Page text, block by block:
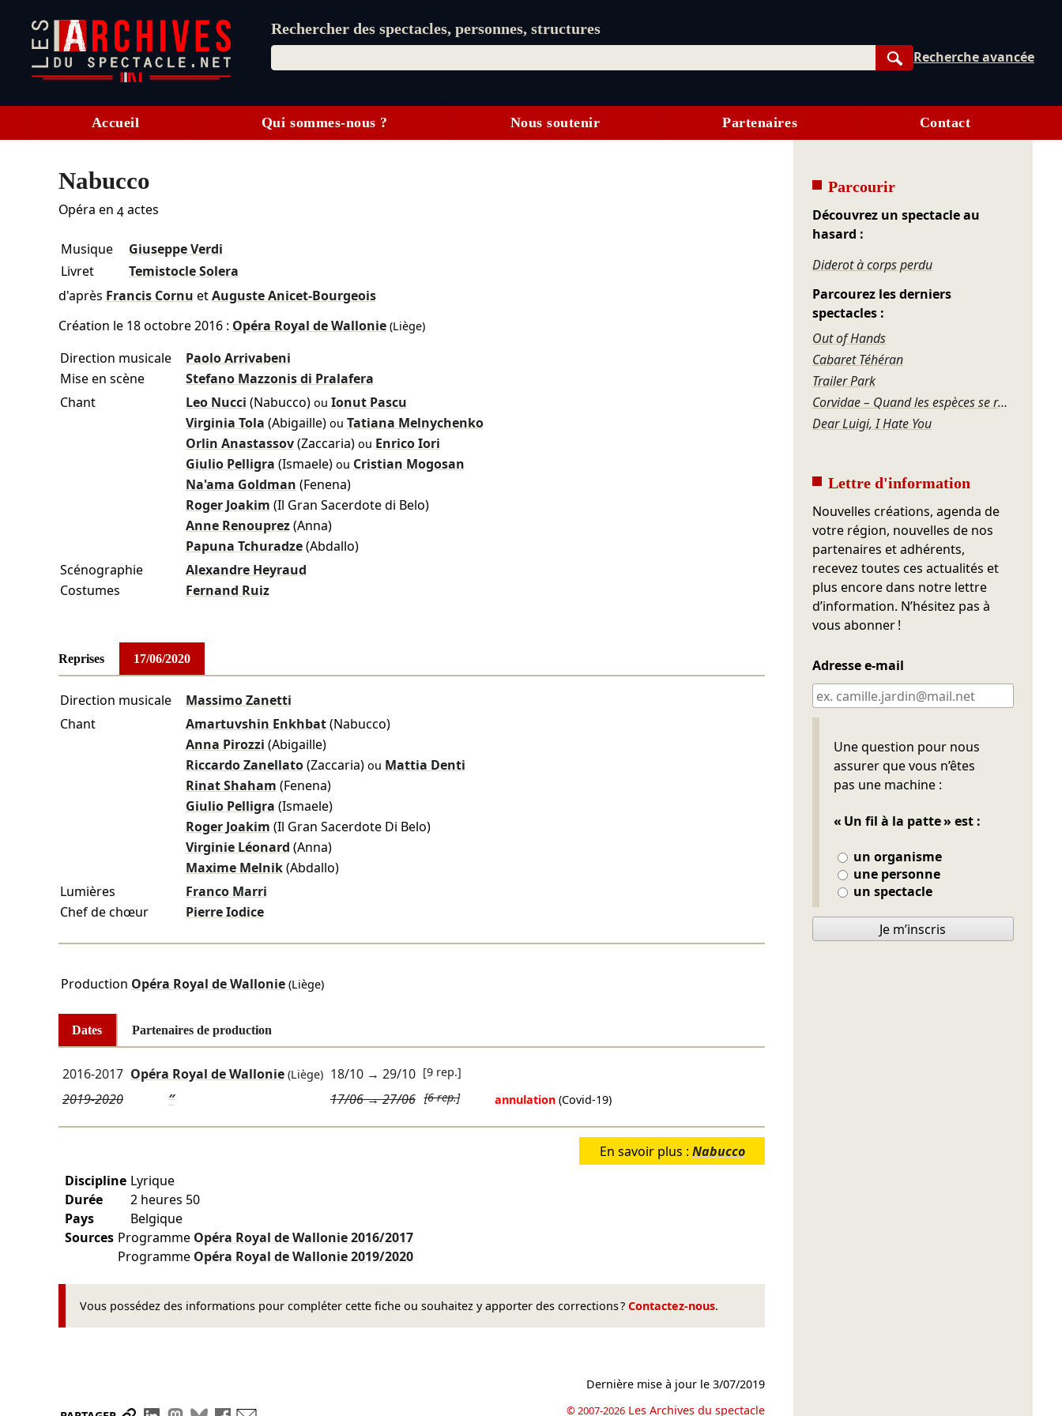
Rechercher des spectacles, personnes, structures
Rechercher
Recherche avancée
Accueil Qui sommes-nous ? Nous soutenir Partenaires Contact
Nabucco
Opéra en 4 actes
Musique
Giuseppe Verdi
Livret
Temistocle Solera
d'après Francis Cornu etAuguste Anicet-Bourgeois
Création le 18 octobre 2016: Opéra Royal de Wallonie(Liège)
Direction musicale
Paolo Arrivabeni
Mise en scène
Stefano Mazzonis di Pralafera
Chant
Leo Nucci (Nabucco) ou Ionut Pascu
Virginia Tola (Abigaille) ou Tatiana Melnychenko
Orlin Anastassov (Zaccaria) ou Enrico Iori
Giulio Pelligra (Ismaele) ou Cristian Mogosan
Na'ama Goldman (Fenena)
Roger Joakim (Il Gran Sacerdote di Belo)
Anne Renouprez (Anna)
Papuna Tchuradze (Abdallo)
Scénographie
Alexandre Heyraud
Costumes
Fernand Ruiz
Reprises 17/06/2020
Direction musicale
Massimo Zanetti
Chant
Amartuvshin Enkhbat (Nabucco)
Anna Pirozzi (Abigaille)
Riccardo Zanellato (Zaccaria) ou Mattia Denti
Rinat Shaham (Fenena)
Giulio Pelligra (Ismaele)
Roger Joakim (Il Gran Sacerdote Di Belo)
Virginie Léonard (Anna)
Maxime Melnik (Abdallo)
Lumières
Franco Marri
Chef de chœur
Pierre Iodice
Production Opéra Royal de Wallonie(Liège)
Dates Partenaires de production
2016-2017 Opéra Royal de Wallonie(Liège) 18/10→ 29/10 [9 rep.]
2019-2020 ″ 17/06→27/06 [6 rep.] annulation (Covid-19)
En savoir plus : Nabucco
Discipline Lyrique
Durée
2 heures 50
Pays
Belgique
Sources Programme Opéra Royal de Wallonie2016/2017
Programme Opéra Royal de Wallonie2019/2020
Vous possédez des informations pour compléter cette fiche ou souhaitez y apporter des corrections ? Contactez-nous.
Dernière mise à jour le3/07/2019
© 2007-2026 Les Archives du spectacle
Parcourir
Découvrez un spectacle au
hasard :
Diderot à corps perdu
Parcourez les derniers
spectacles :
Out of Hands
Cabaret Téhéran
Trailer Park
Corvidae – Quand les espèces se regardent
Dear Luigi, I Hate You
Lettre d'information
Nouvelles créations, agenda de
votre région, nouvelles de nos
partenaires et adhérents,
recevez toutes ces actualités et
plus encore dans notre lettre
d’information. N’hésitez pas à
vous abonner !
Adresse e-mail
Une question pour nous
assurer que vous n’êtes
pas une machine :
« Un fil à la patte » est :
un organisme
une personne
un spectacle
Ne pas remplir
Je m’inscris